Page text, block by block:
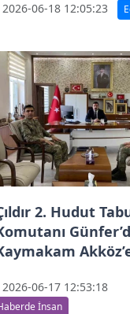
2026-06-18 12:05:23
2. Hudut
2026-06-17 12:53:18
İnsan